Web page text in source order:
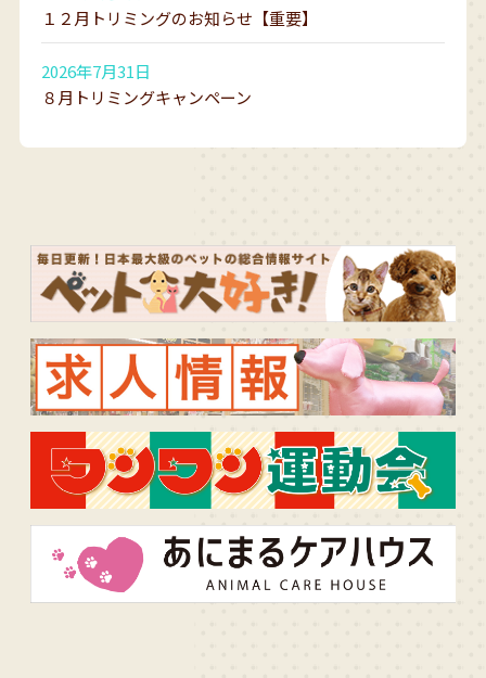
１２月トリミングのお知らせ【重要】
2026年7月31日
８月トリミングキャンペーン